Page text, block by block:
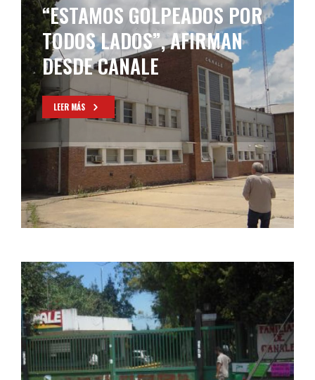
“ESTAMOS GOLPEADOS POR
TODOS LADOS”, AFIRMAN
DESDE CANALE
LEER MÁS